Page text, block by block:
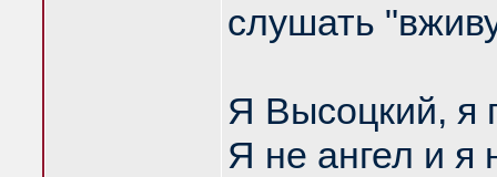
слушать
Я Высоцкий, я
Я не ангел и я